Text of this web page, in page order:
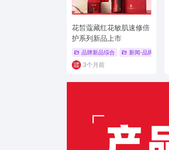
花皙蔻藏红花敏肌速修倍
护系列新品上市
品牌新品综合 新闻-品牌新品
3个月前